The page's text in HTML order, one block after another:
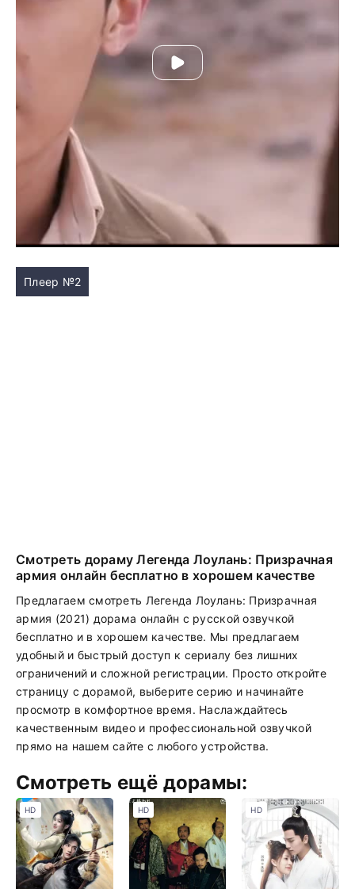
Плеер №2
Смотреть дораму Легенда Лоулань: Призрачная
армия онлайн бесплатно в хорошем качестве
Предлагаем смотреть Легенда Лоулань: Призрачная
армия (2021) дорама онлайн с русской озвучкой
бесплатно и в хорошем качестве. Мы предлагаем
удобный и быстрый доступ к сериалу без лишних
ограничений и сложной регистрации. Просто откройте
страницу с дорамой, выберите серию и начинайте
просмотр в комфортное время. Наслаждайтесь
качественным видео и профессиональной озвучкой
прямо на нашем сайте с любого устройства.
Смотреть ещё дорамы:
HD HD HD